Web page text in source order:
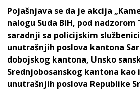
Pojašnjava se da je akcija
nalogu Suda BiH, pod nadzorom
saradnji sa policijskim
unutrašnjih poslova kantona
dobojskog kantona, Unsko
Srednjobosanskog kantona
unutrašnjih poslova Republike